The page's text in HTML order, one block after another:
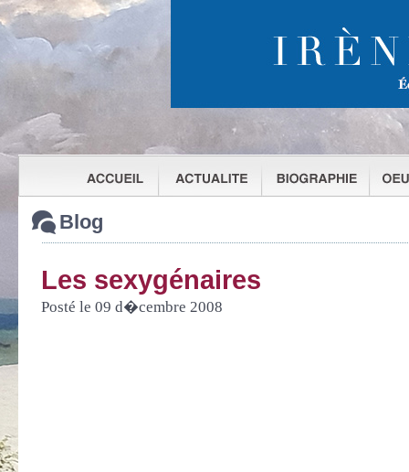
Blog
Les sexygénaires
Posté le 09 d�cembre 2008